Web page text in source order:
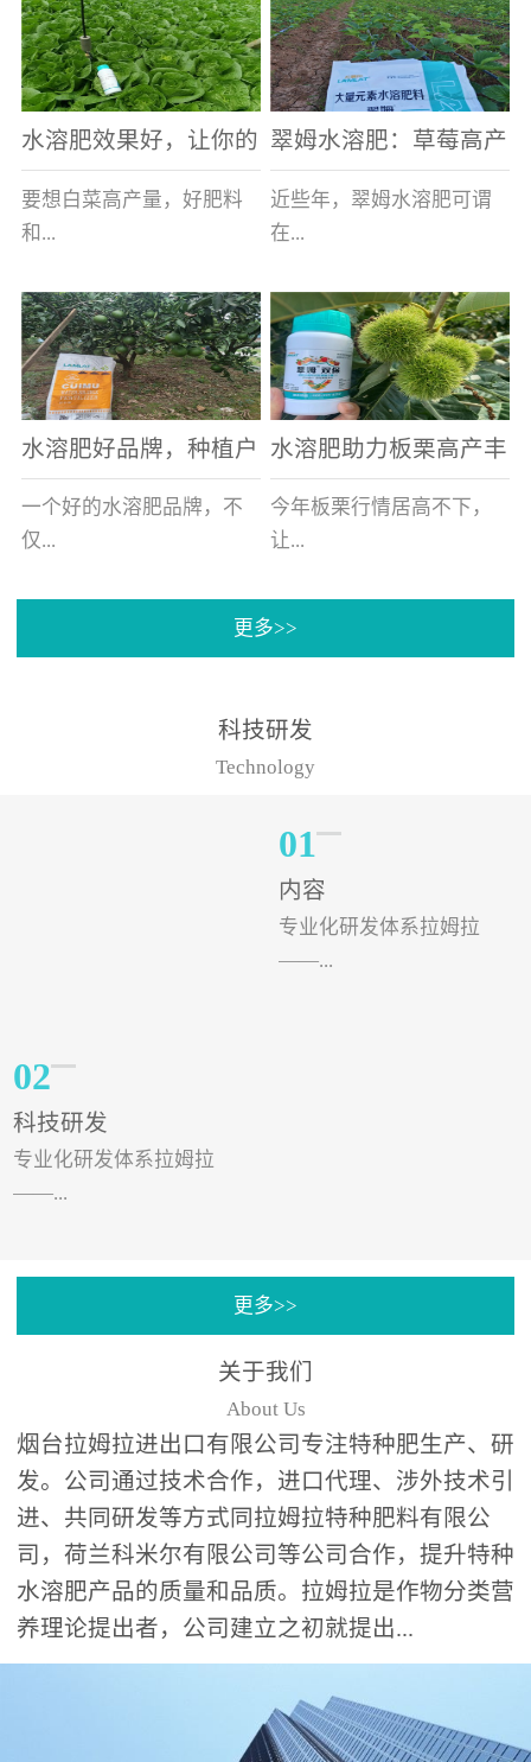
南走访时，发现当地许多
蔬菜产区，老棚数量占多
数，连年的重茬、土壤板
结等原因，导致土壤差，
作物根系...
，也是山东窦大哥开心的
时刻，从一大早接到收购
商的电话，就开始在草莓
大棚里忙碌。为什么窦大
哥家的草...
水溶肥效果好，让你的
白菜增产不是问题
要想白菜高产量，好肥料
和...
好的技术管理缺一不可，
相信广大白菜种植户们都
深有体会。今天就一起来
看看，什么样的水溶肥可
以让你的...
翠姆水溶肥：草莓高产
的好帮手
近些年，翠姆水溶肥可谓
在...
河北草莓区域话题不减，
不但在草莓上表现效果明
显，使用的种植户更是越
来越多。今天，借此机
会，一起来...
水溶肥好品牌，种植户
纷纷为“翠姆“点赞
一个好的水溶肥品牌，不
仅...
帮助作物增产增收，更要
实力。今天要讲的水溶肥
水溶肥助力板栗高产丰
产
今年板栗行情居高不下，
让...
许多板栗种植户都获得了
有位王大姐今年使用一款
非常火爆...
更多>>
科技研发
Technology
01
内容
专业化研发体系拉姆拉
——...
02
科技研发
专业化研发体系拉姆拉
——...
分中心”的科研开发系统，
更多>>
关于我们
About Us
烟台拉姆拉进出口有限公司专注特种肥生产、研
发。公司通过技术合作，进口代理、涉外技术引
进、共同研发等方式同拉姆拉特种肥料有限公
司，荷兰科米尔有限公司等公司合作，提升特种
水溶肥产品的质量和品质。拉姆拉是作物分类营
养理论提出者，公司建立之初就提出...